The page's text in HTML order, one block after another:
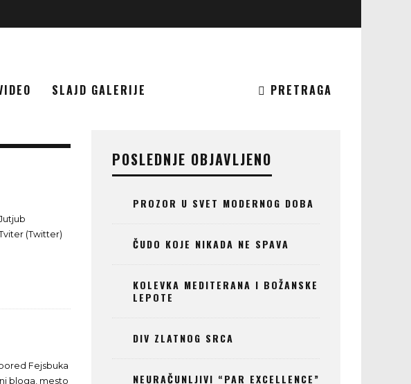
SLAJD GALERIJE PRETRAGA
(Twitter)
Fejsbuka
bloga, mesto
POSLEDNJE OBJAVLJENO
PROZOR U SVET MODERNOG DOBA
ČUDO KOJE NIKADA NE SPAVA
KOLEVKA MEDITERANA I BOŽANSKE
LEPOTE
DIV ZLATNOG SRCA
NEURAČUNLJIVI “PAR EXCELLENCE”